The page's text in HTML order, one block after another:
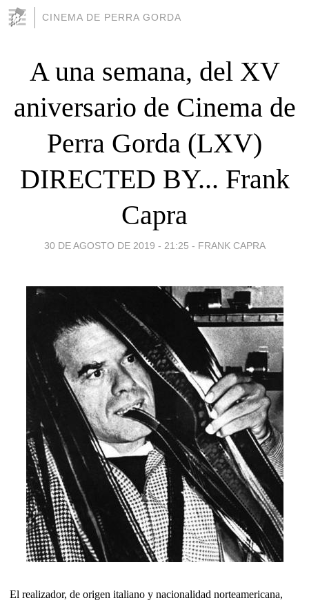
CINEMA DE PERRA GORDA
A una semana, del XV
aniversario de Cinema de
Perra Gorda (LXV)
DIRECTED BY... Frank
Capra
30 DE AGOSTO DE 2019 - 21:25 - FRANK CAPRA
El realizador, de origen italiano y nacionalidad norteamericana,